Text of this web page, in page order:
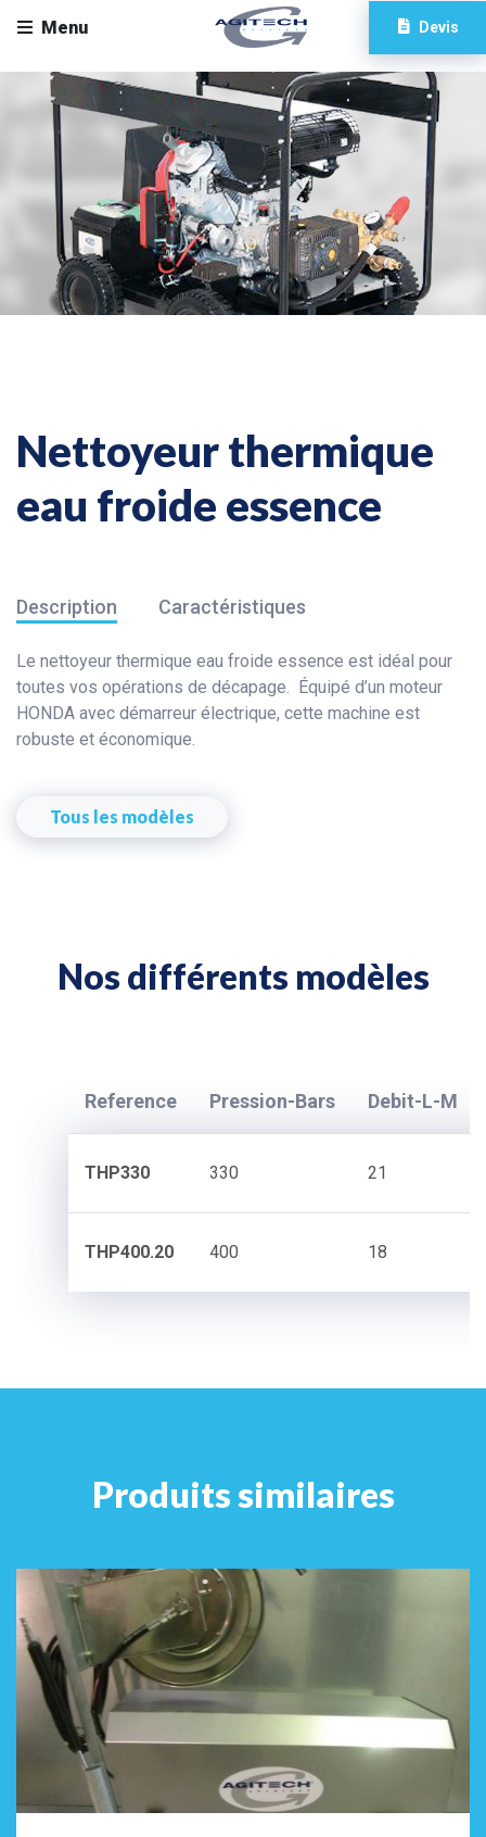
Menu Devis
Nettoyeur thermique
eau froide essence
Description Caractéristiques
Le nettoyeur thermique eau froide essence est idéal pour
toutes vos opérations de décapage. Équipé d’un moteur
HONDA avec démarreur électrique, cette machine est
robuste et économique.
Tous les modèles
Nos différents modèles
Reference Pression-Bars Debit-L-M
THP330 330 21
THP400.20 400 18
Produits similaires